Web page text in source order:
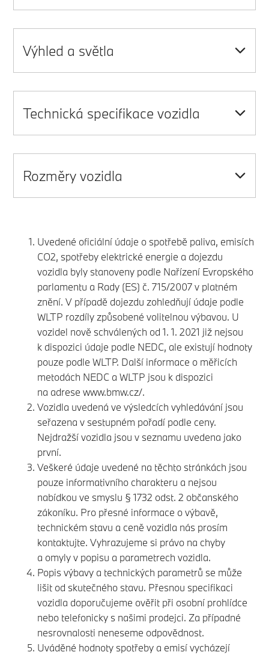
Výhled a světla
Technická specifikace vozidla
Rozměry vozidla
Uvedené oficiální údaje o spotřebě paliva, emisích
CO2, spotřeby elektrické energie a dojezdu
vozidla byly stanoveny podle Nařízení Evropského
parlamentu a Rady (ES) č. 715/2007 v platném
znění. V případě dojezdu zohledňují údaje podle
WLTP rozdíly způsobené volitelnou výbavou. U
vozidel nově schválených od 1. 1. 2021 již nejsou
k dispozici údaje podle NEDC, ale existují hodnoty
pouze podle WLTP. Další informace o měřicích
metodách NEDC a WLTP jsou k dispozici
na adresewww.bmw.cz/.
Vozidla uvedená ve výsledcích vyhledávání jsou
seřazena v sestupném pořadí podle ceny.
Nejdražší vozidla jsou v seznamu uvedena jako
první.
Veškeré údaje uvedené na těchto stránkách jsou
pouze informativního charakteru a nejsou
nabídkou ve smyslu § 1732 odst. 2 občanského
zákoníku. Pro přesné informace o výbavě,
technickém stavu a ceně vozidla nás prosím
kontaktujte. Vyhrazujeme si právo na chyby
a omyly v popisu a parametrech vozidla.
Popis výbavy a technických parametrů se může
lišit od skutečného stavu. Přesnou specifikaci
vozidla doporučujeme ověřit při osobní prohlídce
nebo telefonicky s našimi prodejci. Za případné
nesrovnalosti neneseme odpovědnost.
Uváděné hodnoty spotřeby a emisí vycházejí